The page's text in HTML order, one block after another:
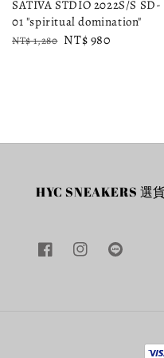
SATIVA STDIO 2022S/S SD-
01 "spiritual domination"
Regular
NT$ 1,280 Sale
NT$ 980
HYC SNEAKERS 選